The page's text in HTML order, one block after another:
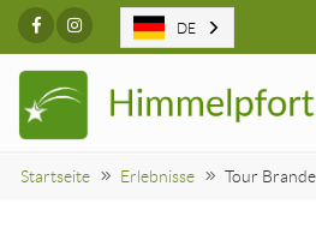
FacebookInstagram
Startseite Erlebnisse Tour
DE